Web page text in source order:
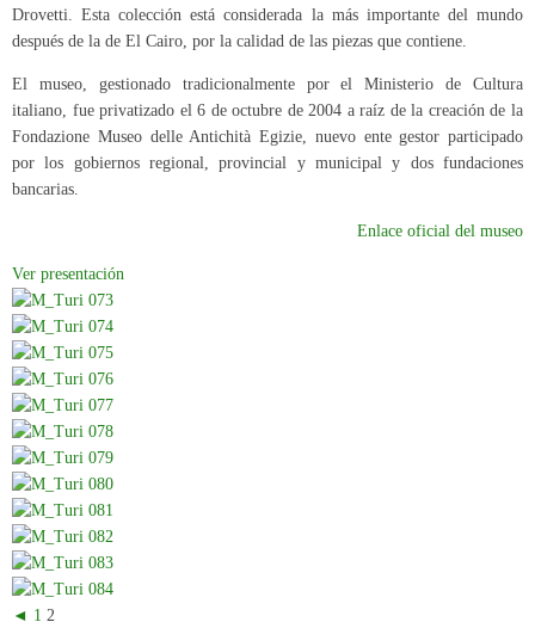
Drovetti. Esta colección está considerada la más importante del mundo
después de la de El Cairo, por la calidad de las piezas que contiene.
El museo, gestionado tradicionalmente por el Ministerio de Cultura
italiano, fue privatizado el 6 de octubre de 2004 a raíz de la creación de la
Fondazione Museo delle Antichità Egizie, nuevo ente gestor participado
por los gobiernos regional, provincial y municipal y dos fundaciones
bancarias.
Enlace oficial del museo
Ver presentación
◄ 1 2